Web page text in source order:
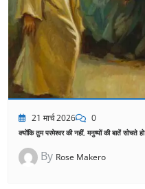
21 मार्च 2026 0
क्योंकि तुम परमेश्वर की नहीं, मनुष्यों की बातें सोचते हो
By Rose Makero